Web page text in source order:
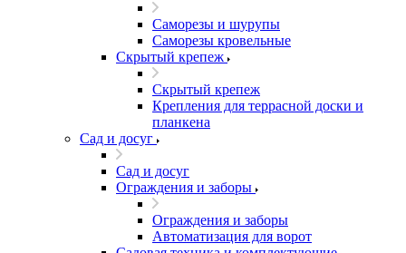
Саморезы и шурупы
Саморезы кровельные
Скрытый крепеж
Скрытый крепеж
Крепления для террасной доски и
планкена
Сад и досуг
Сад и досуг
Ограждения и заборы
Ограждения и заборы
Автоматизация для ворот